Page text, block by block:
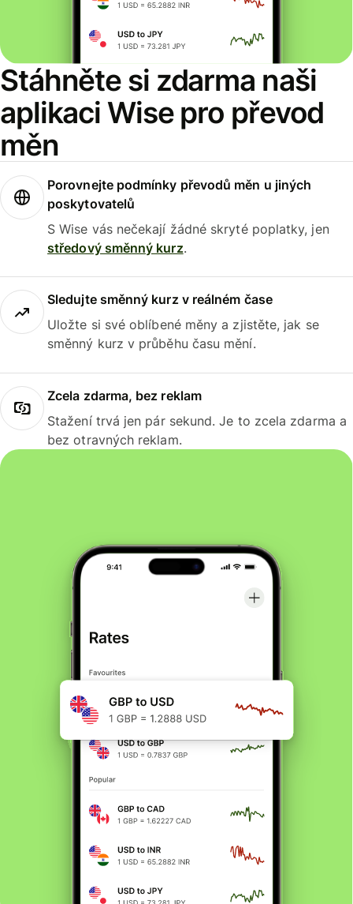
Stáhněte si zdarma naši
aplikaci Wise pro převod
měn
Porovnejte podmínky převodů měn u jiných
poskytovatelů
S Wise vás nečekají žádné skryté poplatky, jen
středový směnný kurz.
Sledujte směnný kurz v reálném čase
Uložte si své oblíbené měny a zjistěte, jak se
směnný kurz v průběhu času mění.
Zcela zdarma, bez reklam
Stažení trvá jen pár sekund. Je to zcela zdarma a
bez otravných reklam.